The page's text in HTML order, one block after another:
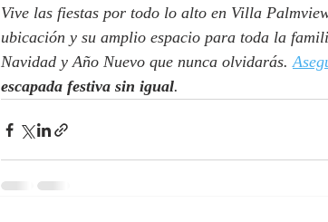
Vive las fiestas por todo lo alto en Villa
ubicación y su amplio espacio para toda la
Navidad y Año Nuevo que nunca olvidarás.
escapada festiva sin igual.